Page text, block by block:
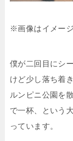
※画像はイメー
僕が二回目にシ
けど少し落ち着
ルンピニ公園を
で一杯、という
っています。